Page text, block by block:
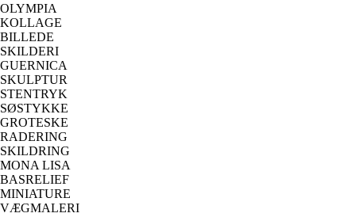
OLYMPIA
KOLLAGE
BILLEDE
SKILDERI
GUERNICA
SKULPTUR
STENTRYK
SØSTYKKE
GROTESKE
RADERING
SKILDRING
MONA LISA
BASRELIEF
MINIATURE
VÆGMALERI